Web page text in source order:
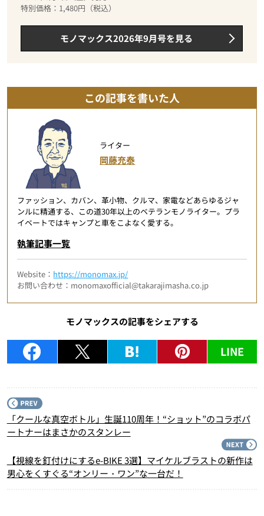
特別価格：1,480円（税込）
モノマックス2026年9月号を見る
この記事を書いた人
ライター
岡藤充泰
ファッション、カバン、革小物、クルマ、家電などあらゆるジャ
ンルに精通する、この道30年以上のベテランモノライター。プラ
イベートではキャンプと車をこよなく愛する。
執筆記事一覧
Website： https://monomax.jp/
お問い合わせ：monomaxofficial@takarajimasha.co.jp
モノマックスの記事をシェアする
LINE
「クールな真空ボトル」生誕110周年！“ショット”のコラボパ
ートナーはまさかのスタンレー
【視線を釘付けにするe-BIKE 3選】マイケルブラストの新作は
男心をくすぐる“オンリー・ワン”な一台だ！